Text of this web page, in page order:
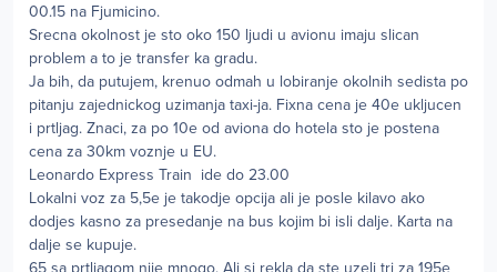
00.15 na Fjumicino.
Srecna okolnost je sto oko 150 ljudi u avionu imaju slican
problem a to je transfer ka gradu.
Ja bih, da putujem, krenuo odmah u lobiranje okolnih sedista po
pitanju zajednickog uzimanja taxi-ja. Fixna cena je 40e ukljucen
i prtljag. Znaci, za po 10e od aviona do hotela sto je postena
cena za 30km voznje u EU.
Leonardo Express Train ide do 23.00
Lokalni voz za 5,5e je takodje opcija ali je posle kilavo ako
dodjes kasno za presedanje na bus kojim bi isli dalje. Karta na
dalje se kupuje.